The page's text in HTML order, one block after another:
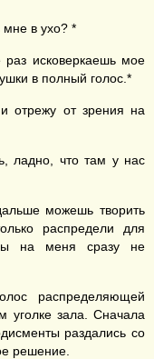
в ухо? *
исковеркаешь мое
в полный голос.*
отрежу от зрения на
ладно, что там у нас
можешь творить
распредели для
на меня сразу не
распределяющей
зала. Сначала
раздались со
решение.